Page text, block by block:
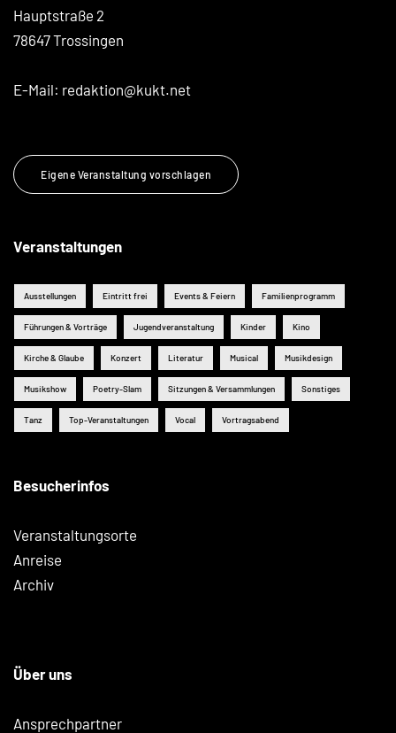
Hauptstraße 2
78647 Trossingen
E-Mail: redaktion@kukt.net
Eigene Veranstaltung vorschlagen
Veranstaltungen
Ausstellungen Eintritt frei Events & Feiern Familienprogramm
Führungen & Vorträge Jugendveranstaltung Kinder Kino
Kirche & Glaube Konzert Literatur Musical Musikdesign
Musikshow Poetry-Slam Sitzungen & Versammlungen Sonstiges
Tanz Top-Veranstaltungen Vocal Vortragsabend
Besucherinfos
Veranstaltungsorte
Anreise
Archiv
Über uns
Ansprechpartner